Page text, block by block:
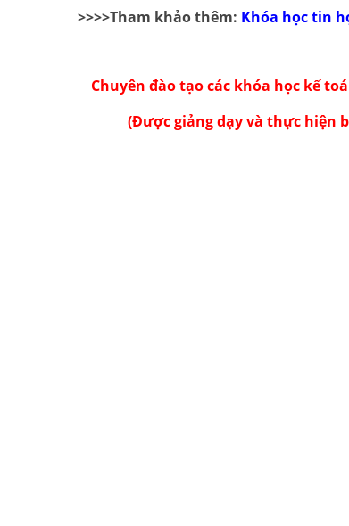
>>>>Tham khảo thêm: Khóa học tin
Chuyên đào tạo các khóa học kế
(Được giảng dạy và thực hiện